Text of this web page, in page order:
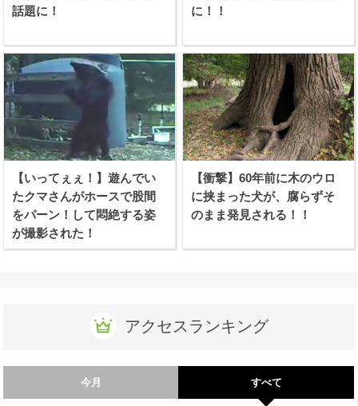
話題に！
に！！
【いってぇぇ！】遊んでい
たクマさんがホースで股間
をパーン！して悶絶する姿
が撮影された！
【衝撃】60年前に木のウロ
に挟まった犬が、腐らずそ
のまま発見される！！
アクセスランキング
今月 すべて